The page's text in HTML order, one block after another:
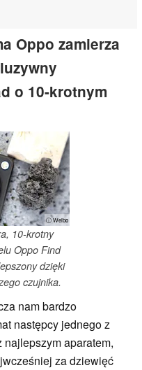
Oppo zamierza
o 10-krotnym
ⓘ Weibo
10-krotny
Oppo Find
dzięki
czujnika.
nam bardzo
następcy jednego z
aparatem,
za dziewięć